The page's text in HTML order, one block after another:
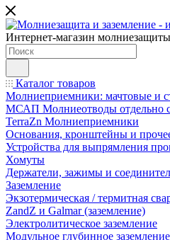
Интернет-магазин
Каталог товаров
Молниеприемники: мачтовые и
МСАП Молниеотводы отдельно
TerraZn Молниеприемники
Основания, кронштейны и
Устройства для выпрямления
Хомуты
Держатели, зажимы и
Заземление
Экзотермическая / термитная
ZandZ и Galmar (заземление)
Электролитическое заземление
Модульное глубинное заземление